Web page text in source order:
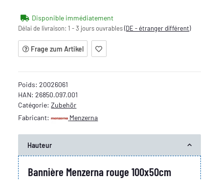
Disponible immédiatement
Délai de livraison:1 - 3 jours ouvrables(DE - étranger différent)
Frage zum Artikel
Poids:20026061
HAN: 26850.097.001
Catégorie:Zubehör
Fabricant:
Menzerna
Hauteur
Bannière Menzerna rouge 100x50cm